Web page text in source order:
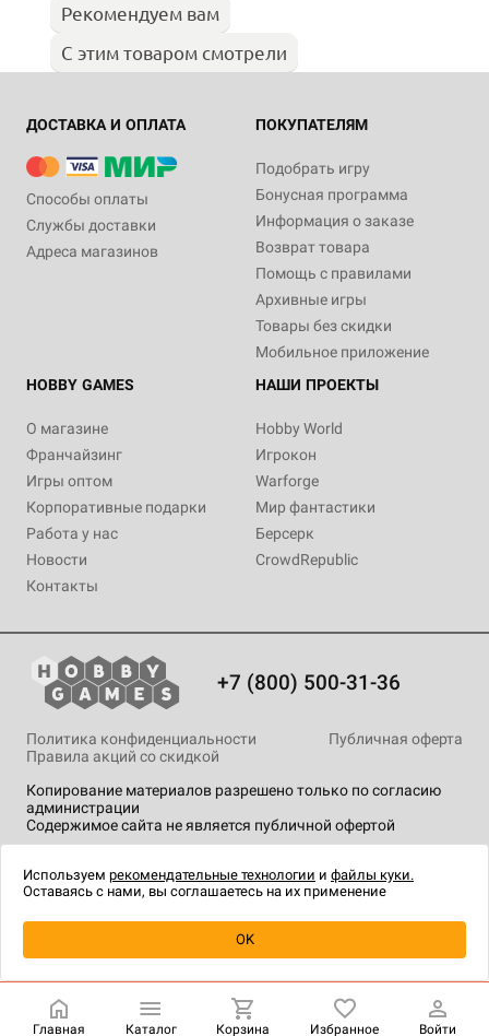
Купить
Рекомендуем вам
С этим товаром смотрели
ДОСТАВКА И ОПЛАТА
Способы оплаты
Службы доставки
Адреса магазинов
ПОКУПАТЕЛЯМ
Подобрать игру
Бонусная программа
Информация о заказе
Возврат товара
Помощь с правилами
Архивные игры
Товары без скидки
Мобильное приложение
HOBBY GAMES
О магазине
Франчайзинг
Игры оптом
Корпоративные подарки
Работа у нас
Новости
Контакты
НАШИ ПРОЕКТЫ
Hobby World
Игрокон
Warforge
Мир фантастики
Берсерк
CrowdRepublic
+7 (800) 500-31-36
Копирование материалов разрешено только по согласию
администрации
Содержимое сайта не является публичной офертой
Политика конфиденциальности
Публичная оферта
Правила акций со скидкой
технологии.
Главная Каталог Корзина Избранное Войти
Используем рекомендательные технологии и файлы куки.
Оставаясь с нами, вы соглашаетесь на их применение
OK